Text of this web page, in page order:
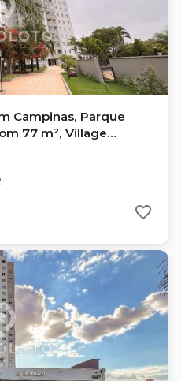
Campinas, Parque
77 m², Village